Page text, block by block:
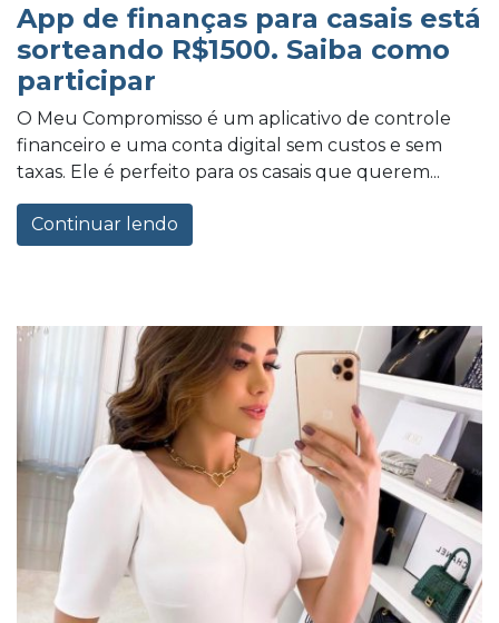
App de finanças para casais está
sorteando R$1500. Saiba como
participar
O Meu Compromisso é um aplicativo de controle
financeiro e uma conta digital sem custos e sem
taxas. Ele é perfeito para os casais que querem...
Continuar lendo